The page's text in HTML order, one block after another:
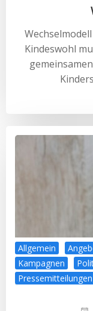
Kindeswohl
Allgemein
Kampagnen